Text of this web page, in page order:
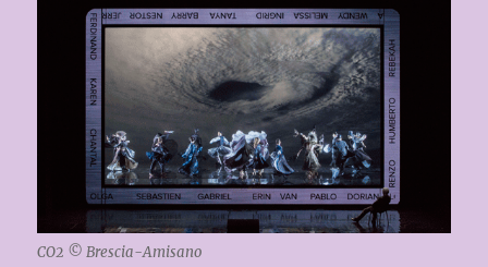
CO2 © Brescia-Amisano